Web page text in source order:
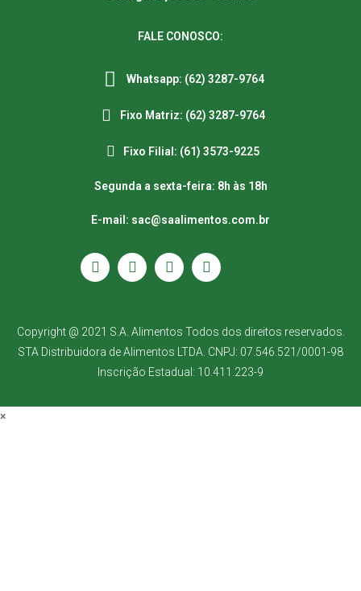
FALE CONOSCO:
Whatsapp: (62) 3287-9764
Fixo Matriz: (62) 3287-9764
Fixo Filial: (61) 3573-9225
Segunda a sexta-feira: 8h às 18h
E-mail: sac@saalimentos.com.br
Copyright @ 2021 S.A. Alimentos Todos dos direitos reservados.
STA Distribuidora de Alimentos LTDA. CNPJ: 07.546.521/0001-98
Inscrição Estadual: 10.411.223-9
×